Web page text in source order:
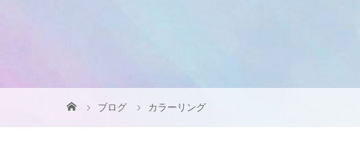
ブログ カラーリング